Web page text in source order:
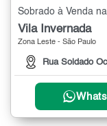
Sobrado à Venda
Vila Invernada
Zona Leste - São Paulo
Rua Soldado